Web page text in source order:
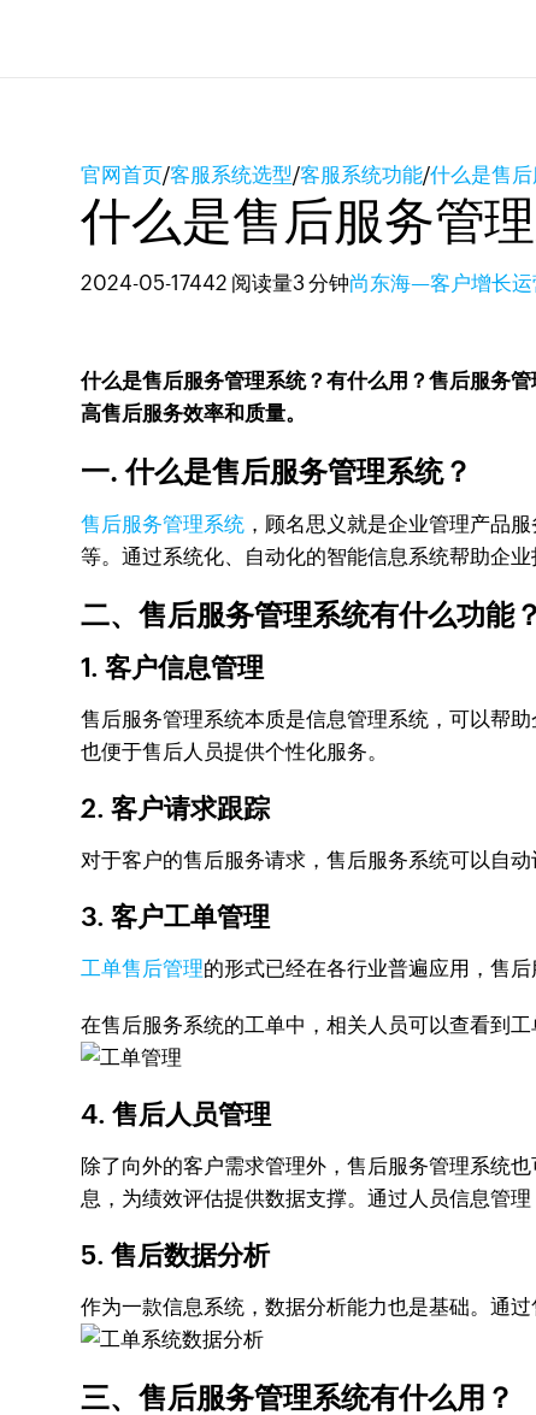
官网首页/客服系统选型/客服系统功能/什么是售
什么是售后服务管
2024-05-17442 阅读量3 分钟尚东海—客户增长运
什么是售后服务管理系统？有什么用？售后服务
高售后服务效率和质量。
一. 什么是售后服务管理系统？
售后服务管理系统 ，顾名思义就是企业管理产品
等。通过系统化、自动化的智能信息系统帮助企
二、售后服务管理系统有什么功能？
1. 客户信息管理
售后服务管理系统本质是信息管理系统，可以帮
也便于售后人员提供个性化服务。
2. 客户请求跟踪
对于客户的售后服务请求，售后服务系统可以自
3. 客户工单管理
工单售后管理的形式已经在各行业普遍应用，售
在售后服务系统的工单中，相关人员可以查看到
4. 售后人员管理
除了向外的客户需求管理外，售后服务管理系统
息，为绩效评估提供数据支撑。通过人员信息管
5. 售后数据分析
作为一款信息系统，数据分析能力也是基础。通
三、售后服务管理系统有什么用？